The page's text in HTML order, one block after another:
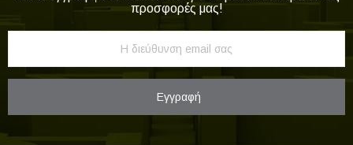
προσφορές μας!
Εγγραφή